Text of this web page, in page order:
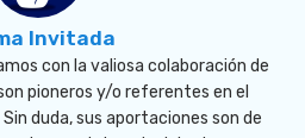
Invitada
con la valiosa colaboración de
pioneros y/o referentes en el
duda, sus aportaciones son de